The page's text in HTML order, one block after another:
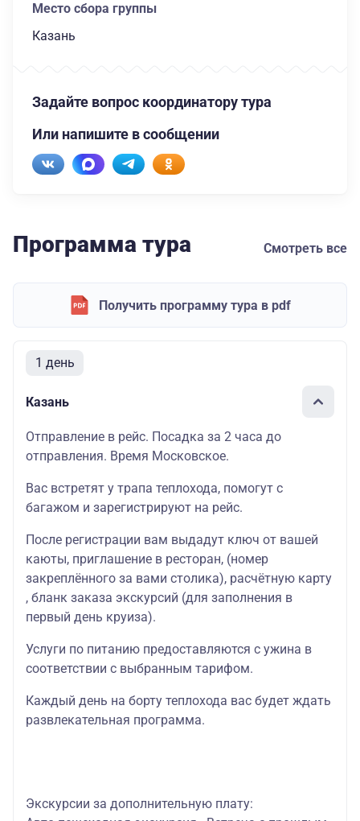
Место сбора группы
Казань
Задайте вопрос координатору тура
Или напишите в сообщении
Программа тура Смотреть все
Получить программу тура в pdf
1 день
Казань
Отправление в рейс. Посадка за 2 часа до
отправления. Время Московское.
Вас встретят у трапа теплохода, помогут с
багажом и зарегистрируют на рейс.
После регистрации вам выдадут ключ от вашей
каюты, приглашение в ресторан, (номер
закреплённого за вами столика), расчётную карту
, бланк заказа экскурсий (для заполнения в
первый день круиза).
Услуги по питанию предоставляются с ужина в
соответствии с выбранным тарифом.
Каждый день на борту теплохода вас будет ждать
развлекательная программа.
Экскурсии за дополнительную плату: